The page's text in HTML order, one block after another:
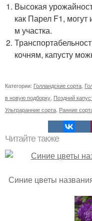
Высокая
как Парел F1, могут
м участка.
кочням, капусту
Категории: Голландские сорта
в новую подборку Поздний
Ультраранние сорта Ранние
Читайте также
Синие цветы